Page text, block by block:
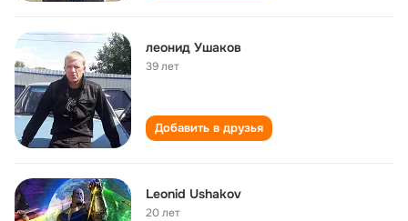
леонид Ушаков
39 лет
Добавить в друзья
Leonid Ushakov
20 лет